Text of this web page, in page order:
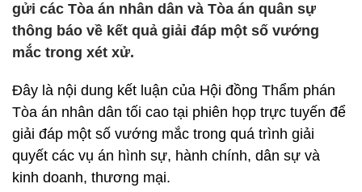
gửi các Tòa án nhân dân và Tòa án quân sự
thông báo về kết quả giải đáp một số vướng
mắc trong xét xử.
Đây là nội dung kết luận của Hội đồng Thẩm phán
Tòa án nhân dân tối cao tại phiên họp trực tuyến để
giải đáp một số vướng mắc trong quá trình giải
quyết các vụ án hình sự, hành chính, dân sự và
kinh doanh, thương mại.